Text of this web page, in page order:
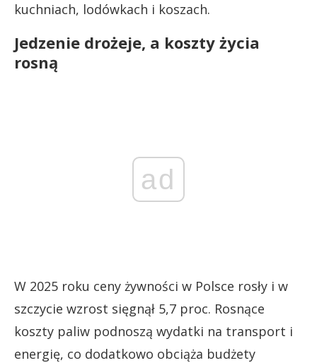
kuchniach, lodówkach i koszach.
Jedzenie drożeje, a koszty życia
rosną
ad
W 2025 roku ceny żywności w Polsce rosły i w
szczycie wzrost sięgnął 5,7 proc. Rosnące
koszty paliw podnoszą wydatki na transport i
energię, co dodatkowo obciąża budżety